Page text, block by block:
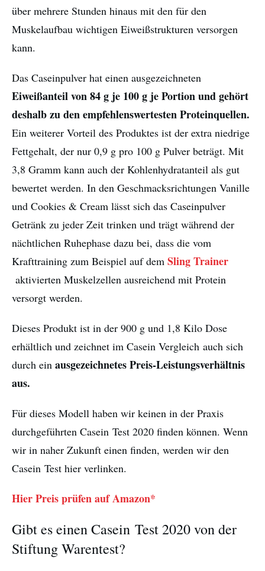
über mehrere Stunden hinaus mit den für den
Muskelaufbau wichtigen Eiweißstrukturen versorgen
kann.
Das Caseinpulver hat einen ausgezeichneten
Eiweißanteil von 84 g je 100 g je Portion und gehört
deshalb zu den empfehlenswertesten Proteinquellen.
Ein weiterer Vorteil des Produktes ist der extra niedrige
Fettgehalt, der nur 0,9 g pro 100 g Pulver beträgt. Mit
3,8 Gramm kann auch der Kohlenhydratanteil als gut
bewertet werden. In den Geschmacksrichtungen Vanille
und Cookies & Cream lässt sich das Caseinpulver
Getränk zu jeder Zeit trinken und trägt während der
nächtlichen Ruhephase dazu bei, dass die vom
Krafttraining zum Beispiel auf dem Sling Trainer
aktivierten Muskelzellen ausreichend mit Protein
versorgt werden.
Dieses Produkt ist in der 900 g und 1,8 Kilo Dose
erhältlich und zeichnet im Casein Vergleich auch sich
durch ein ausgezeichnetes Preis-Leistungsverhältnis
aus.
Für dieses Modell haben wir keinen in der Praxis
durchgeführten Casein Test 2020 finden können. Wenn
wir in naher Zukunft einen finden, werden wir den
Casein Test hier verlinken.
Hier Preis prüfen auf Amazon*
Gibt es einen Casein Test 2020 von der
Stiftung Warentest?